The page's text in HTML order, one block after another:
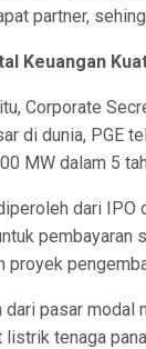
partner,
Keuangan
Corporate
di dunia, PGE
MW dalam 5
dari
pembayaran
proyek
dari pasar
tenaga